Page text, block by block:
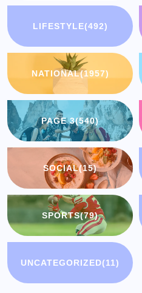
LIFESTYLE(492)
NATIONAL(1957)
PAGE 3(540)
SOCIAL(15)
SPORTS(79)
UNCATEGORIZED(11)